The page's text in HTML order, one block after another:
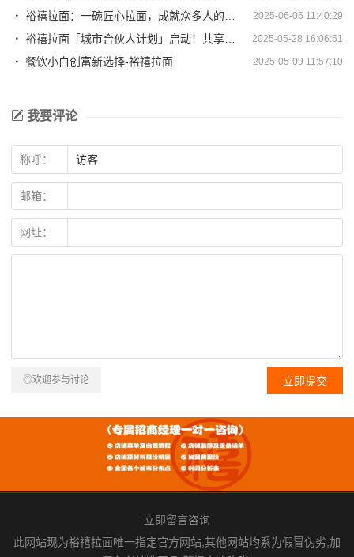
2025-06-06 11:40:29
裕禧拉面：一碗匠心拉面，成就众多人的美味选择！
2025-05-28 16:06:51
裕禧拉面「城市合伙人计划」启动！共享供应链 + 流量资源!
2025-05-09 11:57:10
餐饮小白创富新选择-裕禧拉面
我要评论
称呼：
邮箱：
网址：
◎欢迎参与讨论
立即留言咨询
此网站现为裕禧拉面唯一指定官方网站,其他网站均系为假冒伪劣,加